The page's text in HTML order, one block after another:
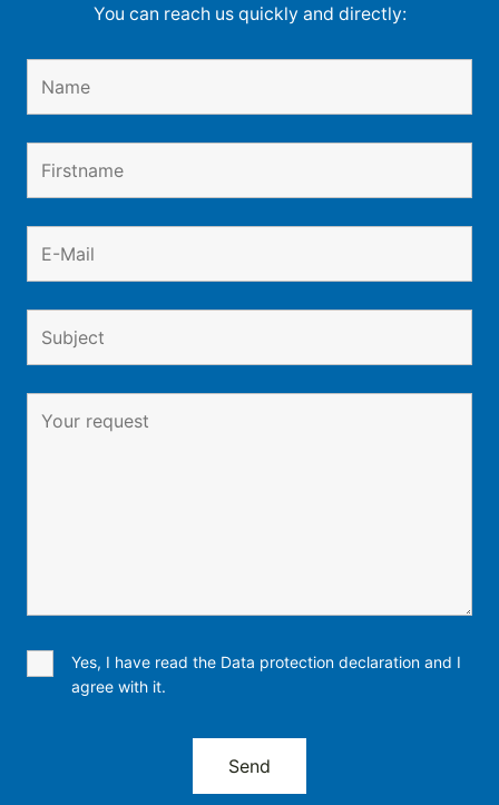
You can reach us quickly and directly:
Yes, I have read the Data protection declaration and I
agree with it.